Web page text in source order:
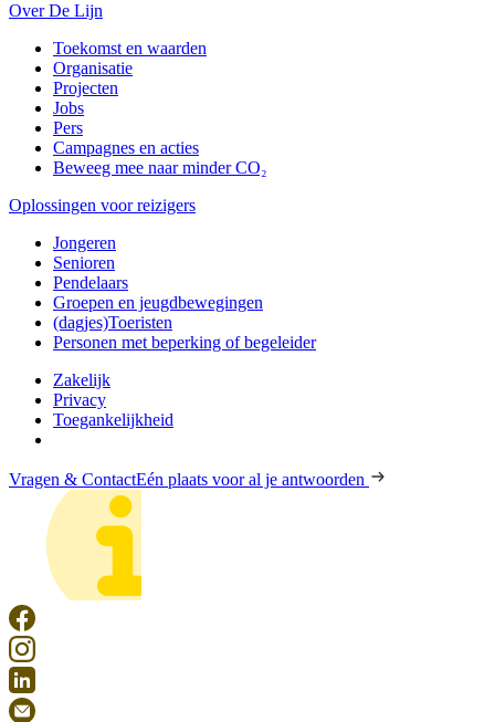
Over De Lijn
Toekomst en waarden
Organisatie
Projecten
Jobs
Pers
Campagnes en acties
Beweeg mee naar minder CO₂
Oplossingen voor reizigers
Jongeren
Senioren
Pendelaars
Groepen en jeugdbewegingen
(dagjes)Toeristen
Personen met beperking of begeleider
Zakelijk
Privacy
Toegankelijkheid
Vragen & ContactEén plaats voor al je antwoorden